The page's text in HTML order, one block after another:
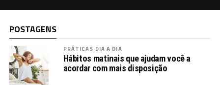
POSTAGENS
PRÁTICAS DIA A DIA
Hábitos matinais que ajudam você a
acordar com mais disposição